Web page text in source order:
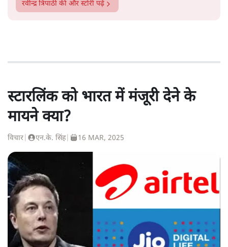
रवीन्द्र त्रिपाठी की और स्टोरी पढ़ें
स्टारलिंक को भारत में मंजूरी देने के
मायने क्या?
विचार एन.के. सिंह| 16 MAR, 2025